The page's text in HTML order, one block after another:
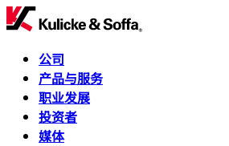
公司
产品与服务
职业发展
投资者
媒体